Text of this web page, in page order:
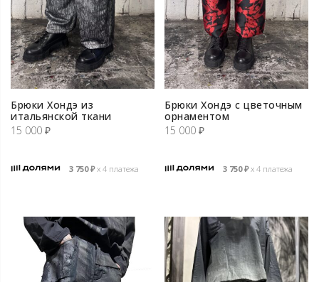
Брюки Хондэ из
итальянской ткани
15 000 ₽
3 750₽х 4 платежа
Брюки Хондэ с цветочным
орнаментом
15 000 ₽
3 750₽х 4 платежа